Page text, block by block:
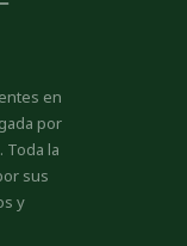
en
por
Toda la
sus
y